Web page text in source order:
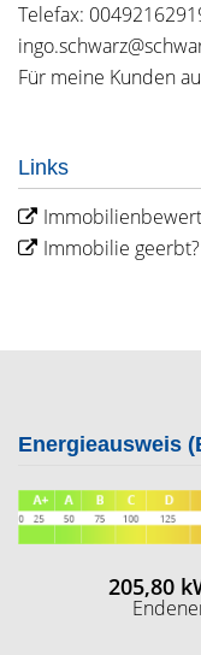
Telefax:
Für meine Kunden
Links
Immobilie geerbt?
Energieausweis
205,80